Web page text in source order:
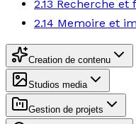
2.13 Recherche et
2.14 Memoire et
Creation de contenu
Studios media
Gestion de projets